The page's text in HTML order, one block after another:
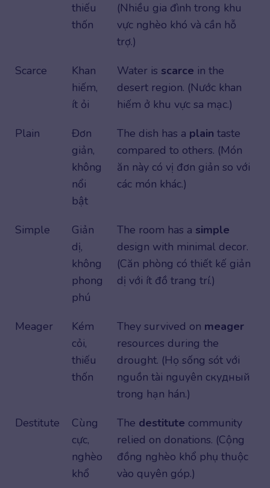
thiếu
thốn
(Nhiều gia đình trong khu
vực nghèo khó và cần hỗ
trợ.)
Scarce
Khan
hiếm,
ít ỏi
Water is scarce in the
desert region. (Nước khan
hiếm ở khu vực sa mạc.)
Plain
Đơn
giản,
không
nổi
bật
The dish has a plain taste
compared to others. (Món
ăn này có vị đơn giản so với
các món khác.)
Simple
Giản
dị,
không
phong
phú
The room has a simple
design with minimal decor.
(Căn phòng có thiết kế giản
dị với ít đồ trang trí.)
Meager
Kém
cỏi,
thiếu
thốn
They survived on meager
resources during the
drought. (Họ sống sót với
nguồn tài nguyên скудный
trong hạn hán.)
Destitute
Cùng
cực,
nghèo
khổ
The destitute community
relied on donations. (Cộng
đồng nghèo khổ phụ thuộc
vào quyên góp.)